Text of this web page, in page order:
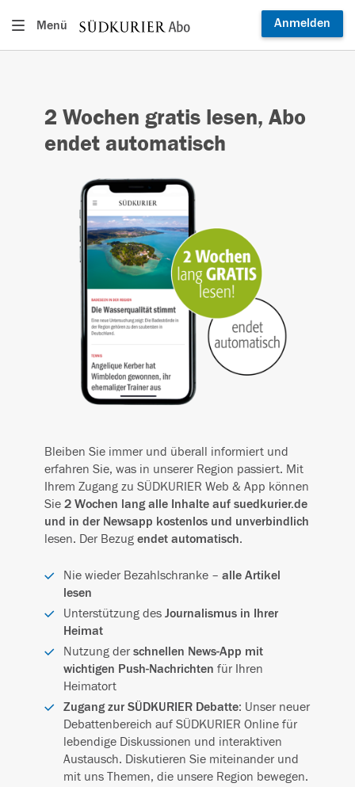
Menü Anmelden
2 Wochen gratis lesen, Abo
endet automatisch
Bleiben Sie immer und überall informiert und
erfahren Sie, was in unserer Region passiert. Mit
Ihrem Zugang zu SÜDKURIER Web & App können
Sie 2 Wochen lang alle Inhalte auf suedkurier.de
und in der Newsapp kostenlos und unverbindlich
lesen. Der Bezug endet automatisch.
Nie wieder Bezahlschranke – alle Artikel
lesen
Unterstützung des Journalismus in Ihrer
Heimat
Nutzung der schnellen News-App mit
wichtigen Push-Nachrichten für Ihren
Heimatort
Zugang zur SÜDKURIER Debatte: Unser neuer
Debattenbereich auf SÜDKURIER Online für
lebendige Diskussionen und interaktiven
Austausch. Diskutieren Sie miteinander und
mit uns Themen, die unsere Region bewegen.